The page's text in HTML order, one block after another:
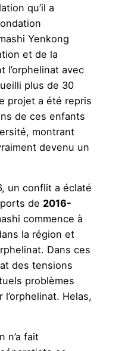
qu’il a
Yenkong
et de la
l’orphelinat avec
plus de 30
projet a été repris
de ces enfants
montrant
devenu un
un conflit a éclaté
de 2016-
commence à
la région et
Dans ces
des tensions
problèmes
Helas,
n’a fait